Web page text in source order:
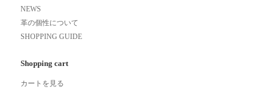
NEWS
革の個性について
SHOPPING GUIDE
Shopping cart
カートを見る